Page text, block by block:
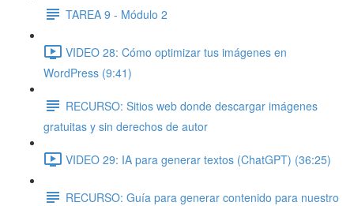
TAREA 9 - Módulo 2
VIDEO 28: Cómo optimizar tus imágenes en
WordPress (9:41)
RECURSO: Sitios web donde descargar imágenes
gratuitas y sin derechos de autor
VIDEO 29: IA para generar textos (ChatGPT) (36:25)
RECURSO: Guía para generar contenido para nuestro